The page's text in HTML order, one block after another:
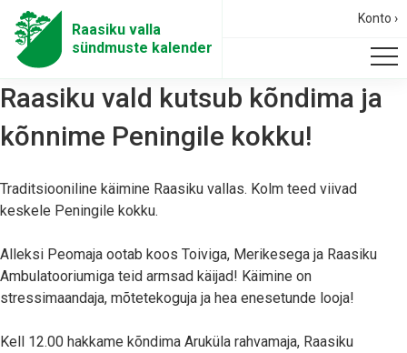
Raasiku valla
sündmuste kalender
Konto ›
Raasiku vald kutsub kõndima ja
kõnnime Peningile kokku!
Traditsiooniline käimine Raasiku vallas. Kolm teed viivad
keskele Peningile kokku.
Alleksi Peomaja ootab koos Toiviga, Merikesega ja Raasiku
Ambulatooriumiga teid armsad käijad! Käimine on
stressimaandaja, mõtetekoguja ja hea enesetunde looja!
Kell 12.00 hakkame kõndima Aruküla rahvamaja, Raasiku